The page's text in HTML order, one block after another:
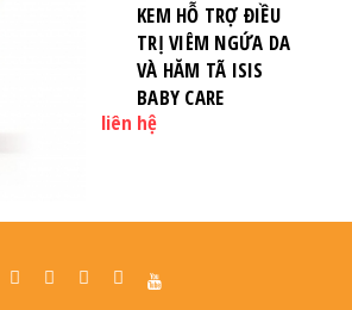
KEM HỖ TRỢ ĐIỀU
TRỊ VIÊM NGỨA DA
VÀ HĂM TÃ ISIS
BABY CARE
liên hệ
Pinterest